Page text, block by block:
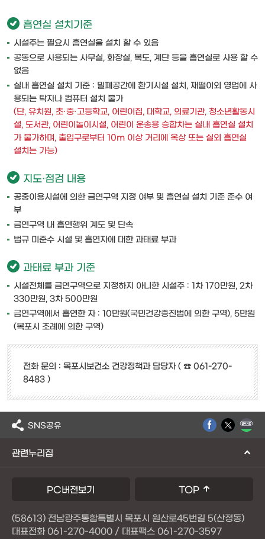
흡연실 설치기준
시설주는 필요시 흡연실을 설치 할 수 있음
공동으로 사용되는 사무실, 화장실, 복도, 계단 등을 흡연실로 사용 할 수
없음
실내 흡연실 설치 기준 : 밀폐공간에 환기시설 설치, 재떨이외 영업에 사
용되는 탁자나 컴퓨터 설치 불가
(단, 유치원, 초·중·고등학교, 어린이집, 대학교, 의료기관, 청소년활동시
설, 도서관, 어린이놀이시설, 어린이 운송용 승합차는 실내 흡연실 설치
가 불가하며, 출입구로부터 10m 이상 거리에 옥상 또는 실외 흡연실
설치는 가능)
지도·점검 내용
공중이용시설에 의한 금연구역 지정 여부 및 흡연실 설치 기준 준수 여
부
금연구역 내 흡연행위 계도 및 단속
법규 미준수 시설 및 흡연자에 대한 과태료 부과
과태료 부과 기준
시설전체를 금연구역으로 지정하지 아니한 시설주 : 1차 170만원, 2차
330만원, 3차 500만원
금연구역에서 흡연한 자 : 10만원(국민건강증진법에 의한 구역), 5만원
(목포시 조례에 의한 구역)
전화 문의 : 목포시보건소 건강정책과 담당자 ( ☎ 061-270-
8483 )
SNS공유
관련누리집
PC버전보기 TOP
(58613) 전남광주통합특별시 목포시 원산로45번길 5(산정동)
대표전화 061-270-4000 / 대표팩스 061-270-3597